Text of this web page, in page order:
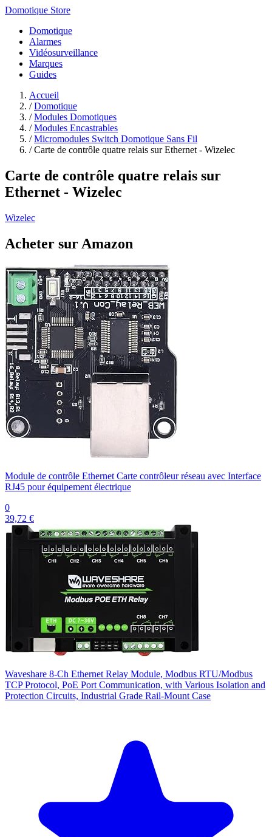
Domotique Store
Domotique
Alarmes
Vidéosurveillance
Marques
Guides
Accueil
/ Domotique
/ Modules Domotiques
/ Modules Encastrables
/ Micromodules Switch Domotique Sans Fil
/ Carte de contrôle quatre relais sur Ethernet - Wizelec
Carte de contrôle quatre relais sur
Ethernet - Wizelec
Wizelec
Acheter sur Amazon
Module de contrôle Ethernet Carte contrôleur réseau avec Interface
RJ45 pour équipement électrique
0
39,72 €
Waveshare 8-Ch Ethernet Relay Module, Modbus RTU/Modbus
TCP Protocol, PoE Port Communication, with Various Isolation and
Protection Circuits, Industrial Grade Rail-Mount Case